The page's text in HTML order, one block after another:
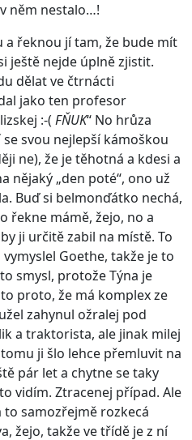
něm nestalo…!
řeknou jí tam, že bude mít
ještě nejde úplně zjistit.
dělat ve čtrnácti
jako ten profesor
:-( FŇUK“ No hrůza
svou nejlepší kámoškou
ne), že je těhotná a kdesi a
nějaký „den poté“, ono už
Buď si belmonďátko nechá,
řekne mámě, žejo, no a
ji určitě zabil na místě. To
Goethe, takže je to
smysl, protože Týna je
proto, že má komplex ze
zahynul ožralej pod
a traktorista, ale jinak milej
ji šlo lehce přemluvit na
pár let a chytne se taky
vidím. Ztracenej případ. Ale
to samozřejmě rozkecá
žejo, takže ve třídě je z ní